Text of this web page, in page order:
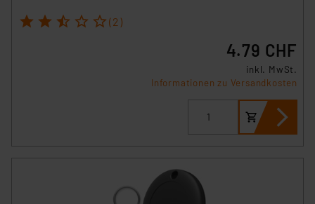
1 2 3 4 5 (2)
4.79 CHF
inkl. MwSt.
Informationen zu Versandkosten